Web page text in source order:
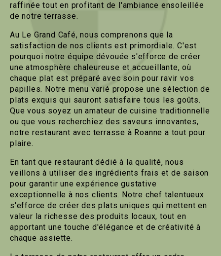
raffinée tout en profitant de l'ambiance ensoleillée
de notre terrasse.
Au Le Grand Café, nous comprenons que la
satisfaction de nos clients est primordiale. C'est
pourquoi notre équipe dévouée s'efforce de créer
une atmosphère chaleureuse et accueillante, où
chaque plat est préparé avec soin pour ravir vos
papilles. Notre menu varié propose une sélection de
plats exquis qui sauront satisfaire tous les goûts.
Que vous soyez un amateur de cuisine traditionnelle
ou que vous recherchiez des saveurs innovantes,
notre restaurant avec terrasse à Roanne a tout pour
plaire.
En tant que restaurant dédié à la qualité, nous
veillons à utiliser des ingrédients frais et de saison
pour garantir une expérience gustative
exceptionnelle à nos clients. Notre chef talentueux
s'efforce de créer des plats uniques qui mettent en
valeur la richesse des produits locaux, tout en
apportant une touche d'élégance et de créativité à
chaque assiette.